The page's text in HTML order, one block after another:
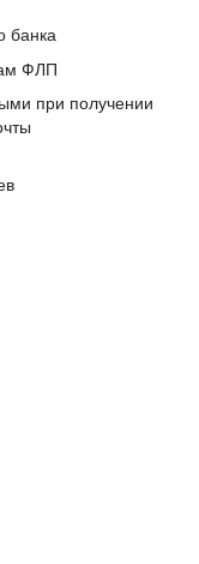
банка
ФЛП
при получении